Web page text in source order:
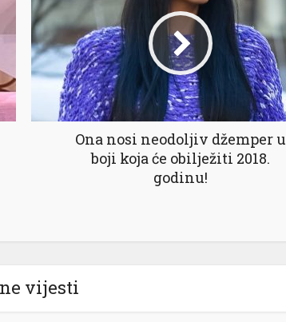
Ona nosi neodoljiv džemper u
boji koja će obilježiti 2018.
godinu!
vijesti